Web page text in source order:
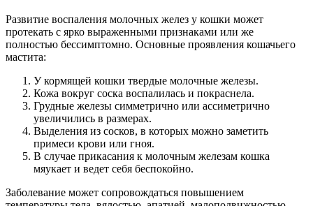
Развитие воспаления молочных желез у кошки может
протекать с ярко выраженными признаками или же
полностью бессимптомно. Основные проявления кошачьего
мастита:
У кормящей кошки твердые молочные железы.
Кожа вокруг соска воспалилась и покраснела.
Грудные железы симметрично или ассиметрично
увеличились в размерах.
Выделения из сосков, в которых можно заметить
примеси крови или гноя.
В случае прикасания к молочным железам кошка
мяукает и ведет себя беспокойно.
Заболевание может сопровождаться повышением